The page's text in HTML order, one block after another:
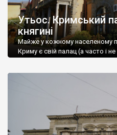
Утьос. Кримський
княгині
Майже у кожному населеному
Криму є свій палац (а часто і